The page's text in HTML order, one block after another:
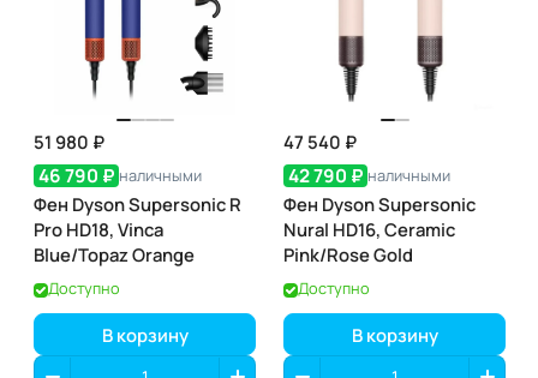
51 980 ₽
46 790 ₽ наличными
Фен Dyson Supersonic R
Pro HD18, Vinca
Blue/Topaz Orange
Доступно
В корзину
47 540 ₽
42 790 ₽ наличными
Фен Dyson Supersonic
Nural HD16, Ceramic
Pink/Rose Gold
Доступно
В корзину